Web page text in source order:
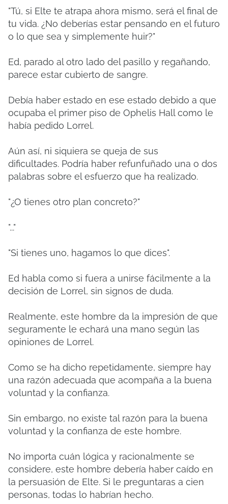
"Tú, si Elte te atrapa ahora mismo, será el final de
tu vida. ¿No deberías estar pensando en el futuro
o lo que sea y simplemente huir?"
Ed, parado al otro lado del pasillo y regañando,
parece estar cubierto de sangre.
Debía haber estado en ese estado debido a que
ocupaba el primer piso de Ophelis Hall como le
había pedido Lorrel.
Aún así, ni siquiera se queja de sus
dificultades. Podría haber refunfuñado una o dos
palabras sobre el esfuerzo que ha realizado.
"¿O tienes otro plan concreto?"
"..."
"Si tienes uno, hagamos lo que dices".
Ed habla como si fuera a unirse fácilmente a la
decisión de Lorrel, sin signos de duda.
Realmente, este hombre da la impresión de que
seguramente le echará una mano según las
opiniones de Lorrel.
Como se ha dicho repetidamente, siempre hay
una razón adecuada que acompaña a la buena
voluntad y la confianza.
Sin embargo, no existe tal razón para la buena
voluntad y la confianza de este hombre.
No importa cuán lógica y racionalmente se
considere, este hombre debería haber caído en
la persuasión de Elte. Si le preguntaras a cien
personas, todas lo habrían hecho.